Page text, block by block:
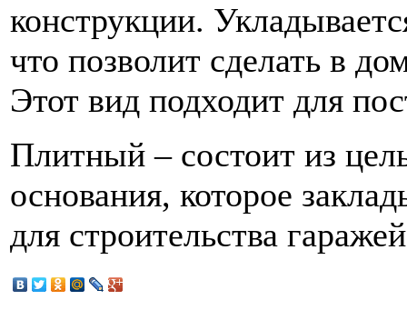
конструкции.
что позволит сделать в
Этот вид подходит для
Плитный – состоит из
основания, которое
для строительства